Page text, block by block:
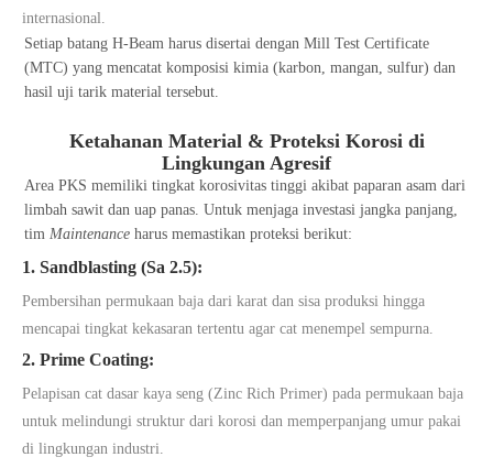
internasional.
Setiap batang H-Beam harus disertai dengan Mill Test Certificate
(MTC) yang mencatat komposisi kimia (karbon, mangan, sulfur) dan
hasil uji tarik material tersebut.
Ketahanan Material & Proteksi Korosi di
Lingkungan Agresif
Area PKS memiliki tingkat korosivitas tinggi akibat paparan asam dari
limbah sawit dan uap panas. Untuk menjaga investasi jangka panjang,
tim Maintenance harus memastikan proteksi berikut:
1. Sandblasting (Sa 2.5):
Pembersihan permukaan baja dari karat dan sisa produksi hingga
mencapai tingkat kekasaran tertentu agar cat menempel sempurna.
2. Prime Coating:
Pelapisan cat dasar kaya seng (Zinc Rich Primer) pada permukaan baja
untuk melindungi struktur dari korosi dan memperpanjang umur pakai
di lingkungan industri.